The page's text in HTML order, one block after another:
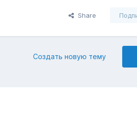
Share
Создать новую тему